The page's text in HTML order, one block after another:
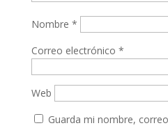
Nombre *
Correo electrónico *
Web
Guarda mi nombre,